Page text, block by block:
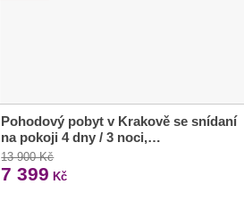
Pohodový pobyt v Krakově se snídaní
na pokoji 4 dny / 3 noci,…
13 900 Kč
7 399 Kč